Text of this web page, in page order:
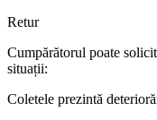
Retur
Cumpărătorul poate
situații:
Coletele prezintă